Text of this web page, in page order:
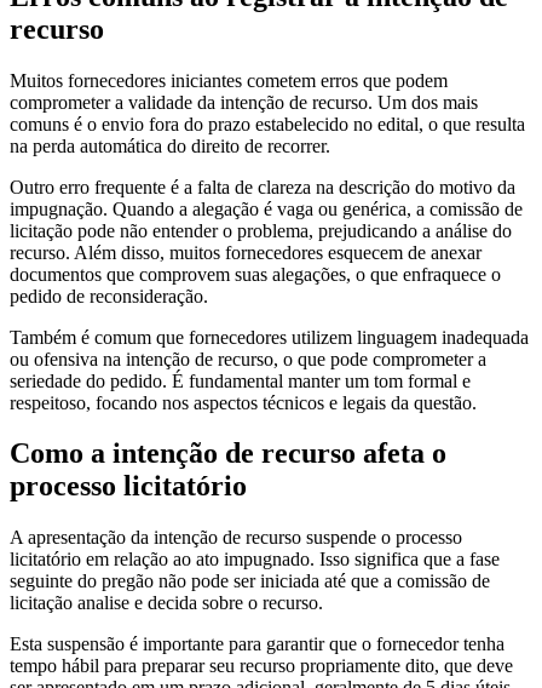
recurso
Muitos fornecedores iniciantes cometem erros que podem
comprometer a validade da intenção de recurso. Um dos mais
comuns é o envio fora do prazo estabelecido no edital, o que resulta
na perda automática do direito de recorrer.
Outro erro frequente é a falta de clareza na descrição do motivo da
impugnação. Quando a alegação é vaga ou genérica, a comissão de
licitação pode não entender o problema, prejudicando a análise do
recurso. Além disso, muitos fornecedores esquecem de anexar
documentos que comprovem suas alegações, o que enfraquece o
pedido de reconsideração.
Também é comum que fornecedores utilizem linguagem inadequada
ou ofensiva na intenção de recurso, o que pode comprometer a
seriedade do pedido. É fundamental manter um tom formal e
respeitoso, focando nos aspectos técnicos e legais da questão.
Como a intenção de recurso afeta o
processo licitatório
A apresentação da intenção de recurso suspende o processo
licitatório em relação ao ato impugnado. Isso significa que a fase
seguinte do pregão não pode ser iniciada até que a comissão de
licitação analise e decida sobre o recurso.
Esta suspensão é importante para garantir que o fornecedor tenha
tempo hábil para preparar seu recurso propriamente dito, que deve